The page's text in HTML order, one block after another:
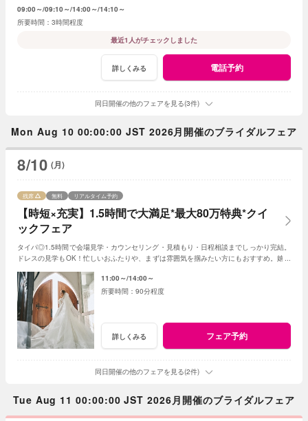
09:00～ 09:10～ 14:00～ 14:10～
3時間程度
最近1人がチェックしました
詳しくみる 電話予約
同日開催の他のフェアを見る(3件)
Mon Aug 10 00:00:00 JST 2026月開催のブライダルフェア
8/10 (月)
【時短×充実】1.5時間で大満足*最大80万特典*クイ
ックフェア
残席 無料 リアルタイム予約
タイパ◎1.5時間で会場見学・カウンセリング・見積もり・日程相談までしっかり完結。
ドレスの見学もOK！忙しいおふたりや、まずは雰囲気を掴みたい方にもおすすめ。嬉し
11:00～ 14:00～
90分程度
詳しくみる フェア予約
同日開催の他のフェアを見る(2件)
Tue Aug 11 00:00:00 JST 2026月開催のブライダルフェア